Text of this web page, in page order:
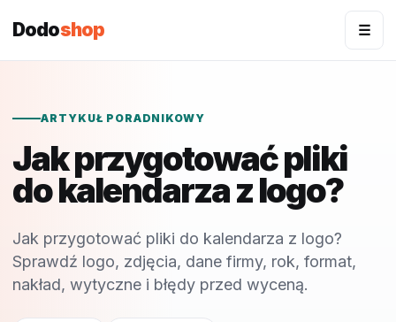
Dodoshop ☰
ARTYKUŁ PORADNIKOWY
Jak przygotować pliki
do kalendarza z logo?
Jak przygotować pliki do kalendarza z logo?
Sprawdź logo, zdjęcia, dane firmy, rok, format,
nakład, wytyczne i błędy przed wyceną.